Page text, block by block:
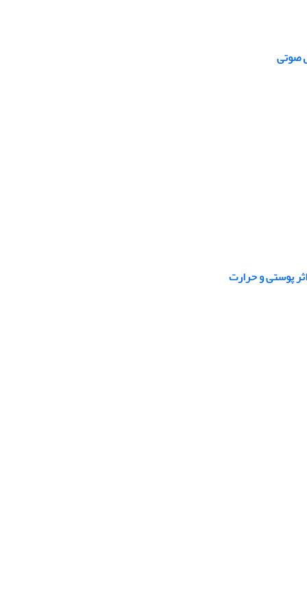
پوستی و حرارت